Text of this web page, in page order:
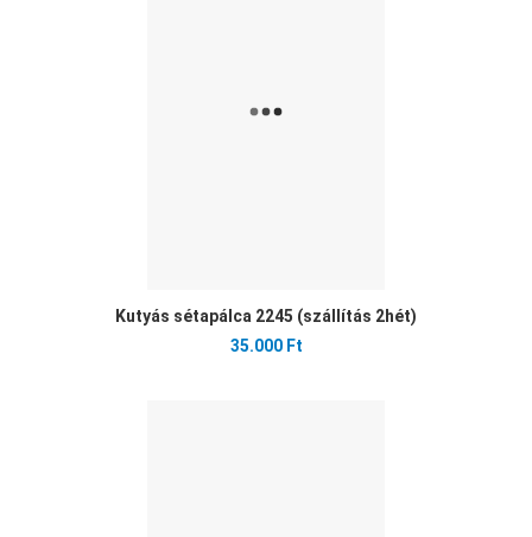
Kutyás sétapálca 2245 (szállítás 2hét)
35.000 Ft